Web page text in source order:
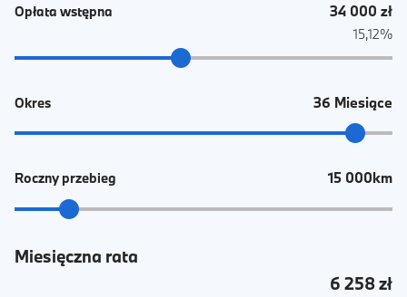
Opłata wstępna 34 000 zł
15,12%
Okres 36 Miesiące
Roczny przebieg 15 000km
Miesięczna rata
6 258 zł